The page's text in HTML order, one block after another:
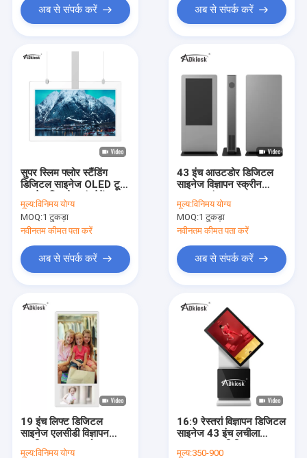
उत्पादों
कारखाना भ्रमण
अब से संपर्क करें अब से संपर्क करें
सुपर स्लिम फ्लोर स्टैंडिंग
डिजिटल साइनेज OLED टू
साइडेड डिस्प्ले ट्रांसपेरेंट 43
इंच
मूल्य:विनिमय योग्य
MOQ:1 टुकड़ा
नवीनतम कीमत पता करें
अब से संपर्क करें
43 इंच आउटडोर डिजिटल
साइनेज विज्ञापन स्क्रीन
16.7M रंग 240V
मूल्य:विनिमय योग्य
MOQ:1 टुकड़ा
नवीनतम कीमत पता करें
अब से संपर्क करें
19 इंच लिफ्ट डिजिटल
साइनेज एलसीडी विज्ञापन
स्क्रीन 16:9 1G रैम
मूल्य:विनिमय योग्य
16:9 रेस्तरां विज्ञापन डिजिटल
साइनेज 43 इंच लचीला
मूल्य:350-900